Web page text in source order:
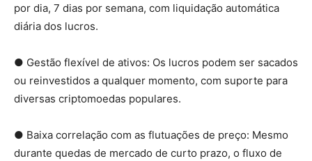
por dia, 7 dias por semana, com liquidação automática
diária dos lucros.
● Gestão flexível de ativos: Os lucros podem ser sacados
ou reinvestidos a qualquer momento, com suporte para
diversas criptomoedas populares.
● Baixa correlação com as flutuações de preço: Mesmo
durante quedas de mercado de curto prazo, o fluxo de